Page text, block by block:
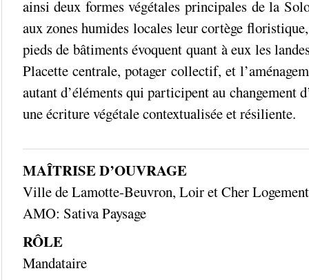
ainsi deux formes végétales principales de la
aux zones humides locales leur cortège
pieds de bâtiments évoquent quant à eux les
Placette centrale, potager collectif, et
autant d’éléments qui participent au changement
une écriture végétale contextualisée et résiliente.
MAÎTRISE D’OUVRAGE
Ville de Lamotte-Beuvron, Loir et Cher
AMO: Sativa Paysage
RÔLE
Mandataire